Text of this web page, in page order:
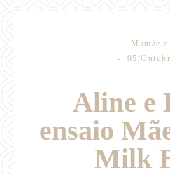
Mamãe
05/
Aline e
ensaio
Milk